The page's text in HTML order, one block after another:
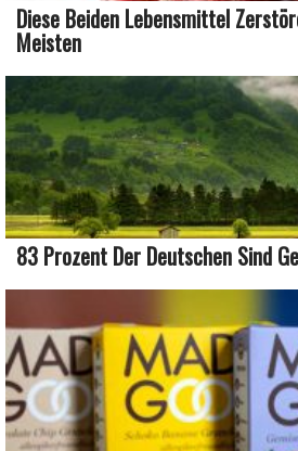
Diese Beiden Lebensmittel
Meisten
83 Prozent Der Deutschen Sind